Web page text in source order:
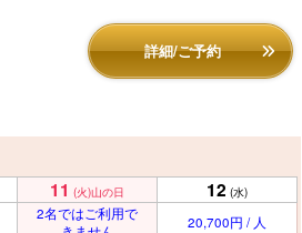
詳細/ご予約
11 (火)山の日 12 (水)
2名ではご利用で
20,700円 / 人